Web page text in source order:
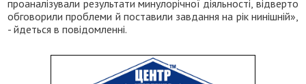
проаналізували результати минулорічної діяльності, відверто
обговорили проблеми й поставили завдання на рік нинішній»,
- йдеться в повідомленні.